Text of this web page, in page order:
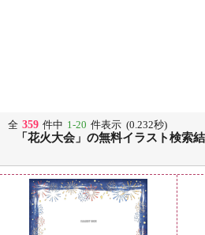
全 359 件中 1-20 件表示 (0.232秒)
「花火大会」の無料イラスト検索